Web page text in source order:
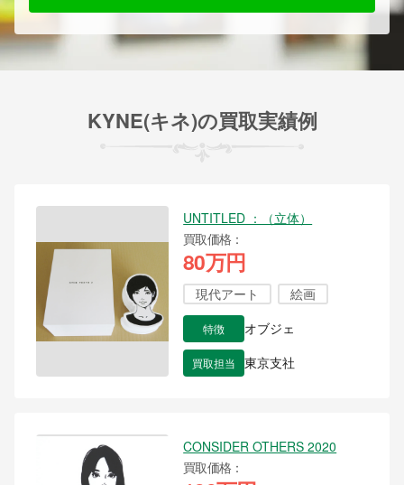
KYNE(キネ)の買取実績例
UNTITLED ：（立体）
買取価格
80万円
現代アート 絵画
特徴 オブジェ
買取担当 東京支社
CONSIDER OTHERS 2020
買取価格